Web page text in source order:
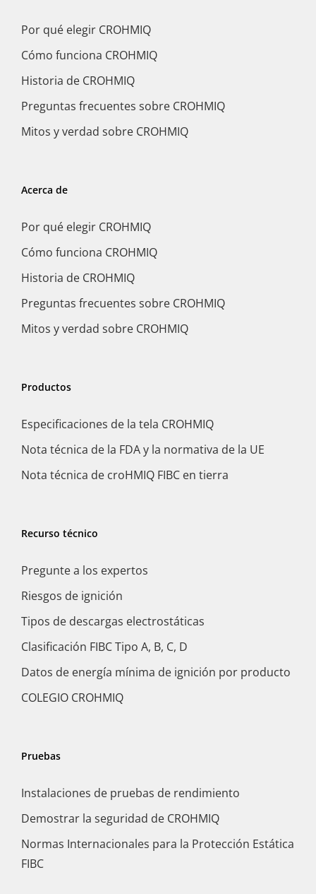
Por qué elegir CROHMIQ
Cómo funciona CROHMIQ
Historia de CROHMIQ
Preguntas frecuentes sobre CROHMIQ
Mitos y verdad sobre CROHMIQ
Acerca de
Por qué elegir CROHMIQ
Cómo funciona CROHMIQ
Historia de CROHMIQ
Preguntas frecuentes sobre CROHMIQ
Mitos y verdad sobre CROHMIQ
Productos
Especificaciones de la tela CROHMIQ
Nota técnica de la FDA y la normativa de la UE
Nota técnica de croHMIQ FIBC en tierra
Recurso técnico
Pregunte a los expertos
Riesgos de ignición
Tipos de descargas electrostáticas
Clasificación FIBC Tipo A, B, C, D
Datos de energía mínima de ignición por producto
COLEGIO CROHMIQ
Pruebas
Instalaciones de pruebas de rendimiento
Demostrar la seguridad de CROHMIQ
Normas Internacionales para la Protección Estática
FIBC